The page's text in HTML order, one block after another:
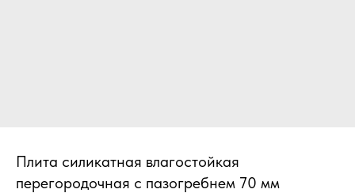
Плита силикатная влагостойкая
перегородочная с пазогребнем 70 мм